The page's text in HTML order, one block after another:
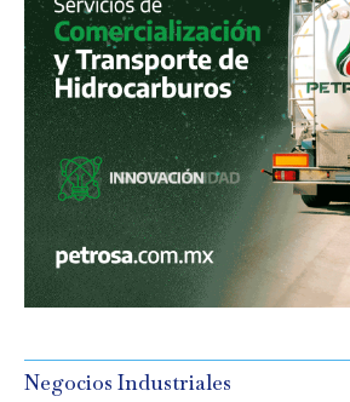
Negocios Industriales